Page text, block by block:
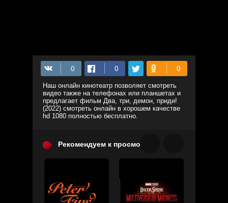
Наш онлайн кинотеатр позволяет смотреть
видео также на телефонах или планшетах и
предлагает фильм Два, три, демон, приди!
(2022) смотреть онлайн в хорошем качестве
hd 1080 полностью бесплатно.
Рекомендуем к просмотру: